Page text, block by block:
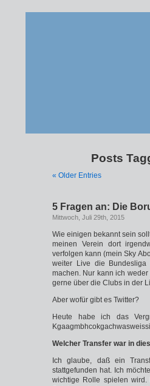
Posts
« Older Entries
5 Fragen an: Die
Mittwoch, Juli 29th, 2015
Wie einigen bekannt sein
meinen Verein dort
verfolgen kann (mein Sky
weiter Live die
machen. Nur kann ich
gerne über die Clubs in der
Aber wofür gibt es Twitter?
Heute habe ich das
Welcher Transfer war in
Ich glaube, daß ein
stattgefunden hat. Ich
wichtige Rolle spielen